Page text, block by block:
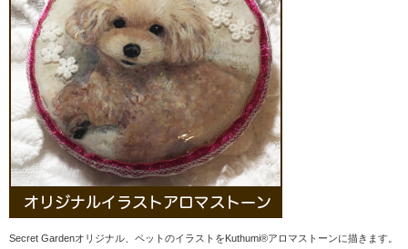
Secret Gardenオリジナル、ペットのイラストをKuthumi®️アロマストーンに描きます。